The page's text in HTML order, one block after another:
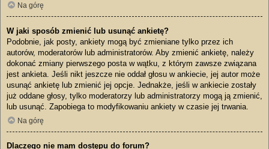
Na górę
W jaki sposób zmienić lub usunąć ankietę?
Podobnie, jak posty, ankiety mogą być zmieniane tylko przez ich
autorów, moderatorów lub administratorów. Aby zmienić ankietę, należy
dokonać zmiany pierwszego posta w wątku, z którym zawsze związana
jest ankieta. Jeśli nikt jeszcze nie oddał głosu w ankiecie, jej autor może
usunąć ankietę lub zmienić jej opcje. Jednakże, jeśli w ankiecie zostały
już oddane głosy, tylko moderatorzy lub administratorzy mogą ją zmienić,
lub usunąć. Zapobiega to modyfikowaniu ankiety w czasie jej trwania.
Na górę
Dlaczego nie mam dostępu do forum?